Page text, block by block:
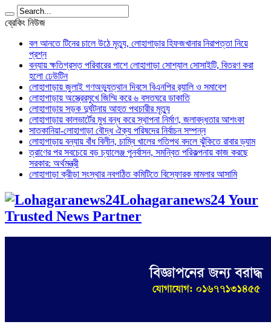
ব্রেকিং নিউজ
বল আনতে টিনের চালে উঠে মৃত্যু, লোহাগাড়ার হিফজখানার নিরাপত্তা নিয়ে
প্রশ্ন
বন্যায় ক্ষতিগ্রস্ত পরিবারের পাশে লোহাগাড়া সোশ্যাল সোসাইটি, বিতরণ করা
হলো ঢেউটিন
লোহাগাড়ায় জুলাই গণঅভ্যুত্থান দিবসে বিএনপির র‌্যালি ও সমাবেশ
লোহাগাড়ায় অস্ত্রেরমুখে জিম্মি করে ৬ বসতঘরে ডাকাতি
লোহাগাড়ায় সড়ক দুর্ঘটনায় আহত পথচারীর মৃত্যু
লোহাগাড়ায় কালভার্টের মুখ বন্ধ করে স্থাপনা নির্মাণ, জলাবদ্ধতার আশংকা
সাতকানিয়া-লোহাগাড়া বৌদ্ধ ঐক্য পরিষদের নির্বাচন সম্পন্ন
লোহাগাড়ায় বন্যায় বাঁধ বিলীন, চাম্বি খালের গতিপথ বদলে ঝুঁকিতে রাবার ড্যাম
ত্রাণের পর সবচেয়ে বড় চ্যালেঞ্জ পুনর্বাসন, সমন্বিত পরিকল্পনায় কাজ করছে
সরকার: অর্থমন্ত্রী
লোহাগাড়া ক্রীড়া সংস্থার নবগঠিত কমিটিতে বিস্ফোরক মামলার আসামি
Lohagaranews24 Your
Trusted News Partner